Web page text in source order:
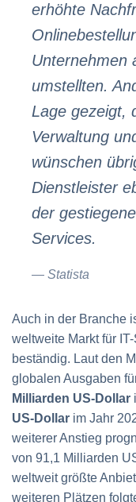
erhöhte
Unternehmen
umstellten.
Lage gezeigt,
Verwaltung
wünschen
Dienstleister
der
Services.
Statista
Auch in der Branche
weltweite Markt für
beständig. Laut den
globalen Ausgaben
Milliarden US-Dollar
US-Dollar im Jahr
weiterer Anstieg
von 91,1 Milliarden
weltweit größte
weiteren Plätzen